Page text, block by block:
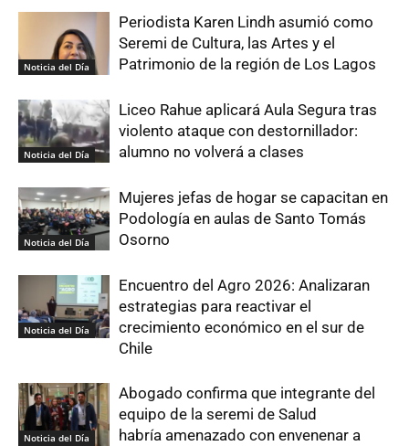
Noticia del Día
Periodista Karen Lindh asumió como
Seremi de Cultura, las Artes y el
Patrimonio de la región de Los Lagos
Noticia del Día
Liceo Rahue aplicará Aula Segura tras
violento ataque con destornillador:
alumno no volverá a clases
Noticia del Día
Mujeres jefas de hogar se capacitan en
Podología en aulas de Santo Tomás
Osorno
Noticia del Día
Encuentro del Agro 2026: Analizaran
estrategias para reactivar el
crecimiento económico en el sur de
Chile
Noticia del Día
Abogado confirma que integrante del
equipo de la seremi de Salud
habría amenazado con envenenar a